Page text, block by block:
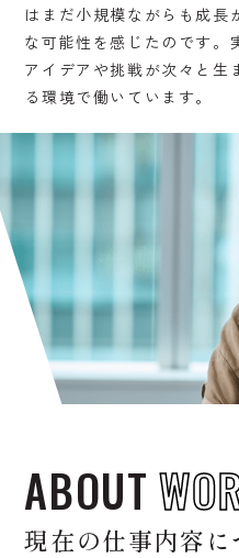
はまだ小規模ながらも成長
な可能性を感じたのです。
アイデアや挑戦が次々と生
る環境で働いています。
現在の仕事内容に
ABOUT